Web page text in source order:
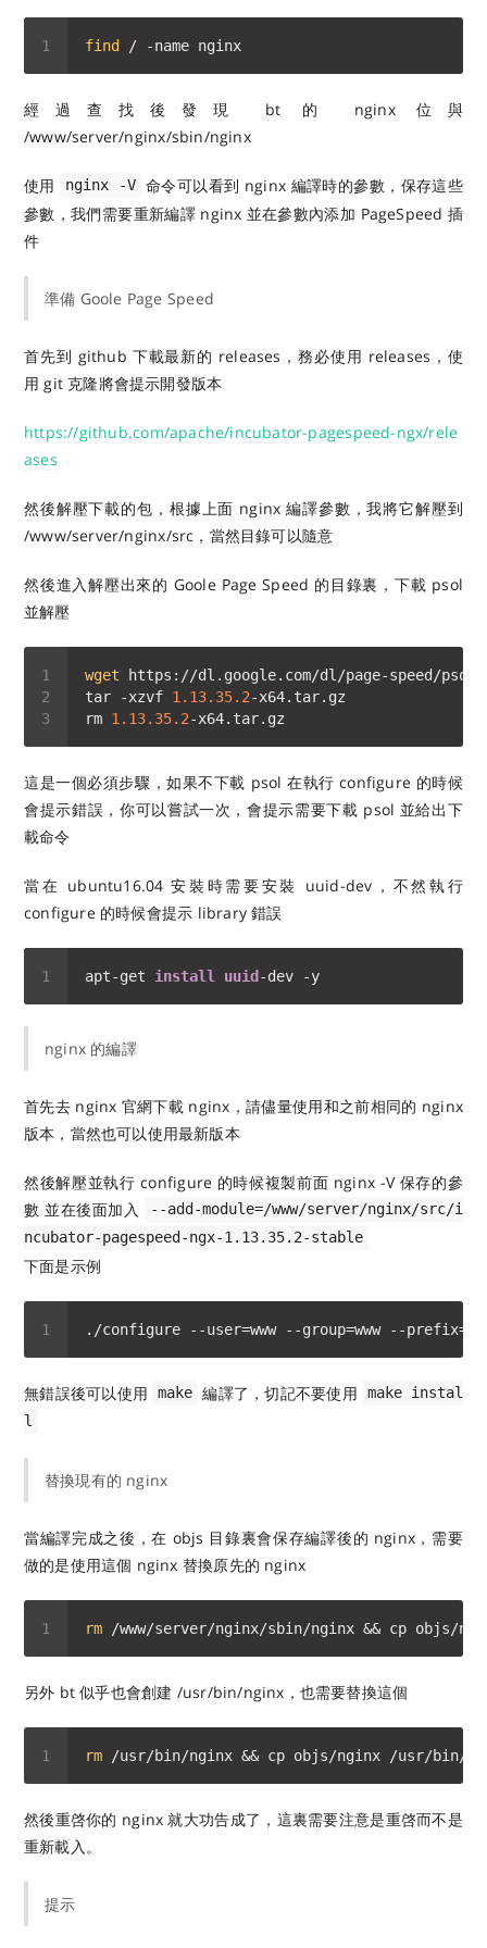
find
經過查找後發現 bt 的 nginx 位與
/www/server/nginx/sbin/nginx
使用 nginx -V 命令可以看到 nginx 編譯時的參數，保存這些
參數，我們需要重新編譯 nginx 並在參數內添加 PageSpeed 插
件
準備 Goole Page Speed
首先到 github 下載最新的 releases，務必使用 releases，使
用 git 克隆將會提示開發版本
https://github.com/apache/incubator-pagespeed-ngx/rele
ases
然後解壓下載的包，根據上面 nginx 編譯參數，我將它解壓到
/www/server/nginx/src，當然目錄可以隨意
然後進入解壓出來的 Goole Page Speed 的目錄裏，下載 psol
並解壓
wget
tar -xzvf 1.13.35.2
rm 1.13.35.2
這是一個必須步驟，如果不下載 psol 在執行 configure 的時候
會提示錯誤，你可以嘗試一次，會提示需要下載 psol 並給出下
載命令
當在 ubuntu16.04 安裝時需要安裝 uuid-dev，不然執行
configure 的時候會提示 library 錯誤
apt-get install uuid
nginx 的編譯
首先去 nginx 官網下載 nginx，請儘量使用和之前相同的 nginx
版本，當然也可以使用最新版本
然後解壓並執行 configure 的時候複製前面 nginx -V 保存的參
數 並在後面加入
--add-module=/www/server/nginx/src/i
ncubator-pagespeed-ngx-1.13.35.2-stable
下面是示例
./configure --user=www --group=www --prefix=
無錯誤後可以使用 make 編譯了，切記不要使用
make instal
l
替換現有的 nginx
當編譯完成之後，在 objs 目錄裏會保存編譯後的 nginx，需要
做的是使用這個 nginx 替換原先的 nginx
rm
另外 bt 似乎也會創建 /usr/bin/nginx，也需要替換這個
rm
然後重啓你的 nginx 就大功告成了，這裏需要注意是重啓而不是
重新載入。
提示